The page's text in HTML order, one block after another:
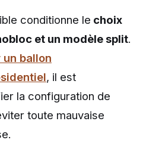
conditionne le choix
et un modèle split.
ballon
, il est
la configuration de
toute mauvaise